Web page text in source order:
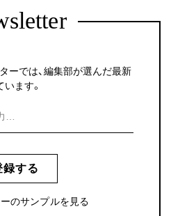
ーでは、編集部が選んだ最新
ます。
録する
のサンプルを見る